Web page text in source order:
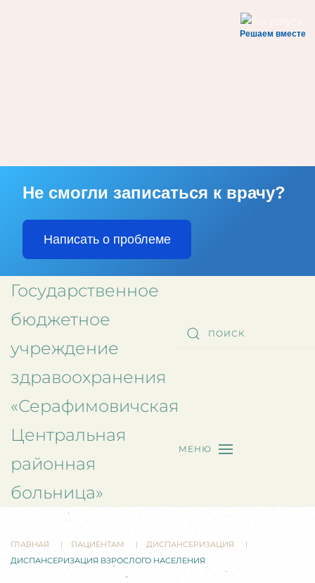
Решаем вместе
Не смогли записаться к врачу?
Написать о проблеме
Государственное
бюджетное
учреждение
здравоохранения
«Серафимовичская
Центральная
районная
больница»
МЕНЮ
ГЛАВНАЯ ПАЦИЕНТАМ
ДИСПАНСЕРИЗАЦИЯ
ДИСПАНСЕРИЗАЦИЯ ВЗРОСЛОГО НАСЕЛЕНИЯ